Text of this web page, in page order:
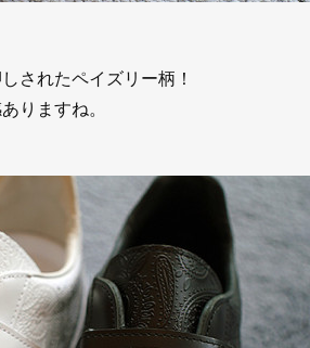
されたペイズリー柄！
りますね。